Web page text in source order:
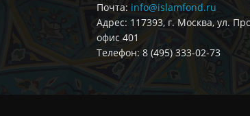
Почта: info@islamfond.ru
Адрес: 117393, г. Москва, ул.
офис 401
Телефон: 8 (495) 333-02-73